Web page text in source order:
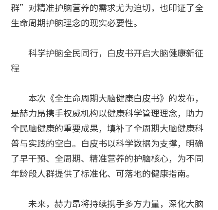
群”对精准护脑营养的需求尤为迫切，也印证了全
生命周期护脑理念的现实必要性。
科学护脑全民同行，白皮书开启大脑健康新征
程
本次《全生命周期大脑健康白皮书》的发布，
是赫力昂携手权威机构以健康科学管理理念，助力
全民脑健康的重要成果，填补了全周期大脑健康科
普与实践的空白。白皮书以科学数据为支撑，明确
了早干预、全周期、精准营养的护脑核心，为不同
年龄段人群提供了标准化、可落地的健康指南。
未来，赫力昂将持续携手多方力量，深化大脑